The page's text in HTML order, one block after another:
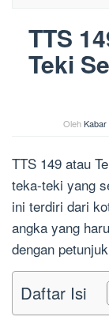
TTS
Teki
Oleh
TTS 149 atau
teka-teki yang
ini terdiri dari
angka yang
dengan
Daftar Isi